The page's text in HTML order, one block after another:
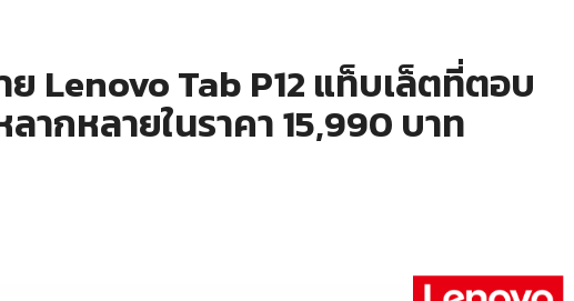
ย Lenovo Tab P12 แท็บเล็ตที่ตอบ
ากหลายในราคา 15,990 บาท